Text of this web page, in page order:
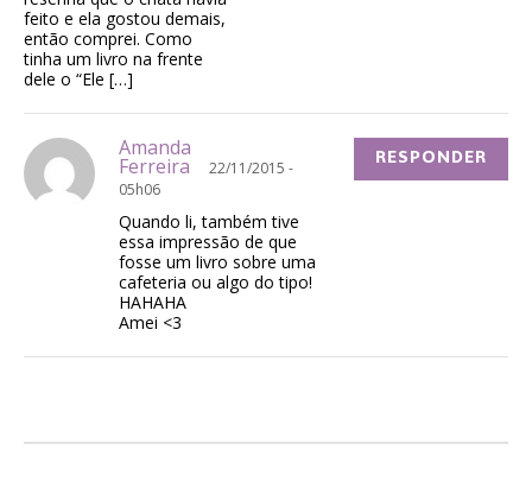
feito e ela gostou demais,
então comprei. Como
tinha um livro na frente
dele o “Ele […]
Amanda
Ferreira
22/11/2015 -
05h06
Quando li, também tive
essa impressão de que
fosse um livro sobre uma
cafeteria ou algo do tipo!
HAHAHA
Amei <3
RESPONDER